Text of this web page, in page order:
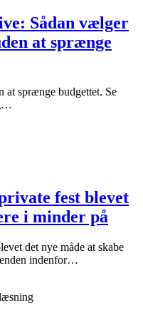
Sådan vælger
at sprænge
sprænge budgettet. Se
fest blevet
i minder på
det nye måde at skabe
indenfor…